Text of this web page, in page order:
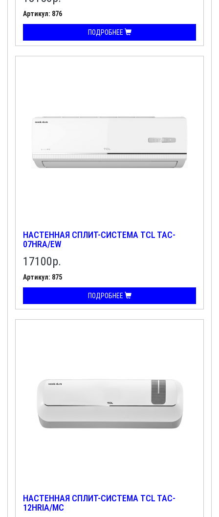
Артикул: 876
ПОДРОБНЕЕ
НАСТЕННАЯ СПЛИТ-СИСТЕМА TCL TAC-
07HRA/EW
17100р.
Артикул: 875
ПОДРОБНЕЕ
НАСТЕННАЯ СПЛИТ-СИСТЕМА TCL TAC-
12HRIA/MC